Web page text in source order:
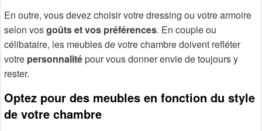
En outre, vous devez choisir votre dressing ou votre armoire
selon vosgoûts et vos préférences. En couple ou
célibataire, les meubles de votre chambre doivent refléter
votre personnalitépour vous donner envie de toujours y
rester.
Optez pour des meubles en fonction du style
de votre chambre